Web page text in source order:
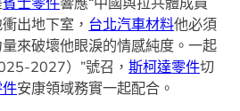
出地下室， 台北汽車材料他必須
來破壞他眼淚的情感純度。一起
2027）”號召，斯柯達零件切
安康領域務實一起配合。